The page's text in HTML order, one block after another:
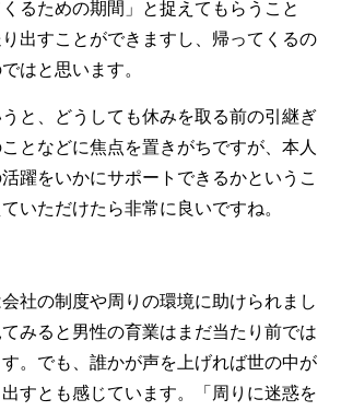
るための期間」と捉えてもらうこと
出すことができますし、帰ってくるの
はと思います。
と、どうしても休みを取る前の引継ぎ
となどに焦点を置きがちですが、本人
躍をいかにサポートできるかというこ
いただけたら非常に良いですね。
社の制度や周りの環境に助けられまし
みると男性の育業はまだ当たり前では
。でも、誰かが声を上げれば世の中が
すとも感じています。「周りに迷惑を